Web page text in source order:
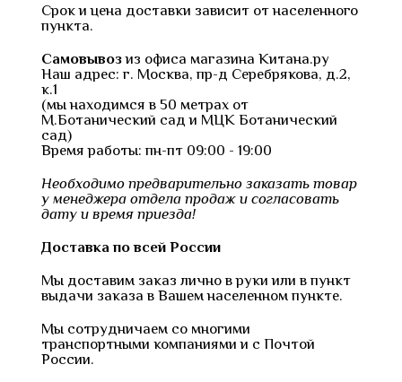
Срок и цена доставки зависит от населенного
пункта.
Самовывозиз офиса магазина Китана.ру
Наш адрес: г. Москва, пр-д Серебрякова, д.2,
к.1
(мы находимся в 50 метрах от
М.Ботанический сад и МЦК Ботанический
сад)
Время работы: пн-пт 09:00 - 19:00
Необходимо предварительно заказать товар
у менеджера отдела продаж и согласовать
дату и время приезда!
Доставка по всей России
Мы доставим заказ лично в руки или в пункт
выдачи заказа в Вашем населенном пункте.
Мы сотрудничаем со многими
транспортными компаниями и с Почтой
России.